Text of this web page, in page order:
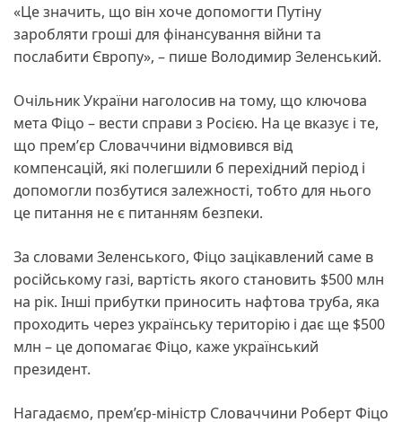
«Це значить, що він хоче допомогти Путіну
заробляти гроші для фінансування війни та
послабити Європу», – пише Володимир Зеленський.
Очільник України наголосив на тому, що ключова
мета Фіцо – вести справи з Росією. На це вказує і те,
що премʼєр Словаччини відмовився від
компенсацій, які полегшили б перехідний період і
допомогли позбутися залежності, тобто для нього
це питання не є питанням безпеки.
За словами Зеленського, Фіцо зацікавлений саме в
російському газі, вартість якого становить $500 млн
на рік. Інші прибутки приносить нафтова труба, яка
проходить через українську територію і дає ще $500
млн – це допомагає Фіцо, каже український
президент.
Нагадаємо, прем’єр-міністр Словаччини Роберт Фіцо